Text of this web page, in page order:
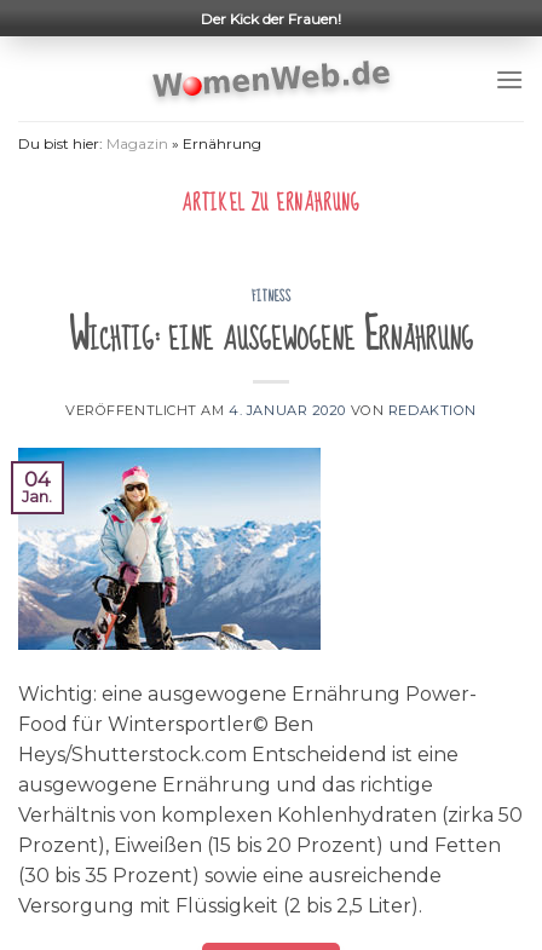
to
Der Kick der Frauen!
Du bist hier: Magazin » Ernährung
ARTIKEL ZU ERNÄHRUNG
FITNESS
Wichtig: eine ausgewogene Ernährung
VERÖFFENTLICHT AM4. JANUAR 2020 VON REDAKTION
04
Jan.
Wichtig: eine ausgewogene Ernährung Power-
Food für Wintersportler© Ben
Heys/Shutterstock.com Entscheidend ist eine
ausgewogene Ernährung und das richtige
Verhältnis von komplexen Kohlenhydraten (zirka 50
Prozent), Eiweißen (15 bis 20 Prozent) und Fetten
(30 bis 35 Prozent) sowie eine ausreichende
Versorgung mit Flüssigkeit (2 bis 2,5 Liter).